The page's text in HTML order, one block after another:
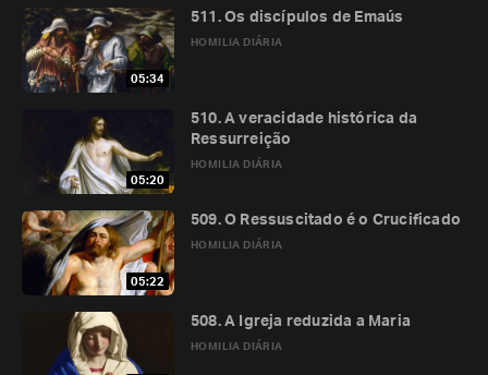
05:34
HOMILIA DIÁRIA
511. Os discípulos de Emaús
05:20
HOMILIA DIÁRIA
510. A veracidade histórica da
Ressurreição
05:22
HOMILIA DIÁRIA
509. O Ressuscitado é o Crucificado
HOMILIA DIÁRIA
508. A Igreja reduzida a Maria